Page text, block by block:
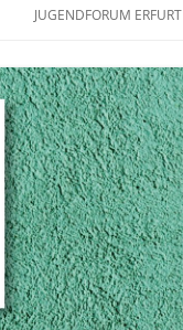
JUGENDFORUM ERFURT